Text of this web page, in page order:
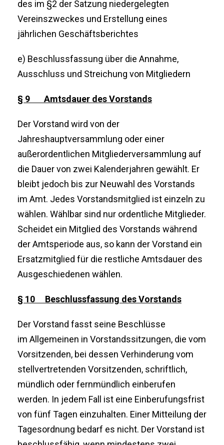
des im §2 der Satzung niedergelegten
Vereinszweckes und Erstellung eines
jährlichen Geschäftsberichtes
e) Beschlussfassung über die Annahme,
Ausschluss und Streichung von Mitgliedern
§ 9 Amtsdauer des Vorstands
Der Vorstand wird von der
Jahreshauptversammlung oder einer
außerordentlichen Mitgliederversammlung auf
die Dauer von zwei Kalenderjahren gewählt. Er
bleibt jedoch bis zur Neuwahl des Vorstands
im Amt. Jedes Vorstandsmitglied ist einzeln zu
wählen. Wählbar sind nur ordentliche Mitglieder.
Scheidet ein Mitglied des Vorstands während
der Amtsperiode aus, so kann der Vorstand ein
Ersatzmitglied für die restliche Amtsdauer des
Ausgeschiedenen wählen.
§ 10 Beschlussfassung des Vorstands
Der Vorstand fasst seine Beschlüsse
im Allgemeinen in Vorstandssitzungen, die vom
Vorsitzenden, bei dessen Verhinderung vom
stellvertretenden Vorsitzenden, schriftlich,
mündlich oder fernmündlich einberufen
werden. In jedem Fall ist eine Einberufungsfrist
von fünf Tagen einzuhalten. Einer Mitteilung der
Tagesordnung bedarf es nicht. Der Vorstand ist